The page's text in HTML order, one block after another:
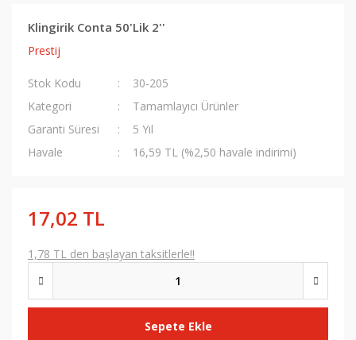
Klingirik Conta 50'Lik 2''
Prestij
Stok Kodu
30-205
Kategori
Tamamlayıcı Ürünler
Garanti Süresi
5 Yıl
Havale
16,59 TL (%2,50 havale indirimi)
17,02 TL
1,78 TL den başlayan taksitlerle!!
Sepete Ekle